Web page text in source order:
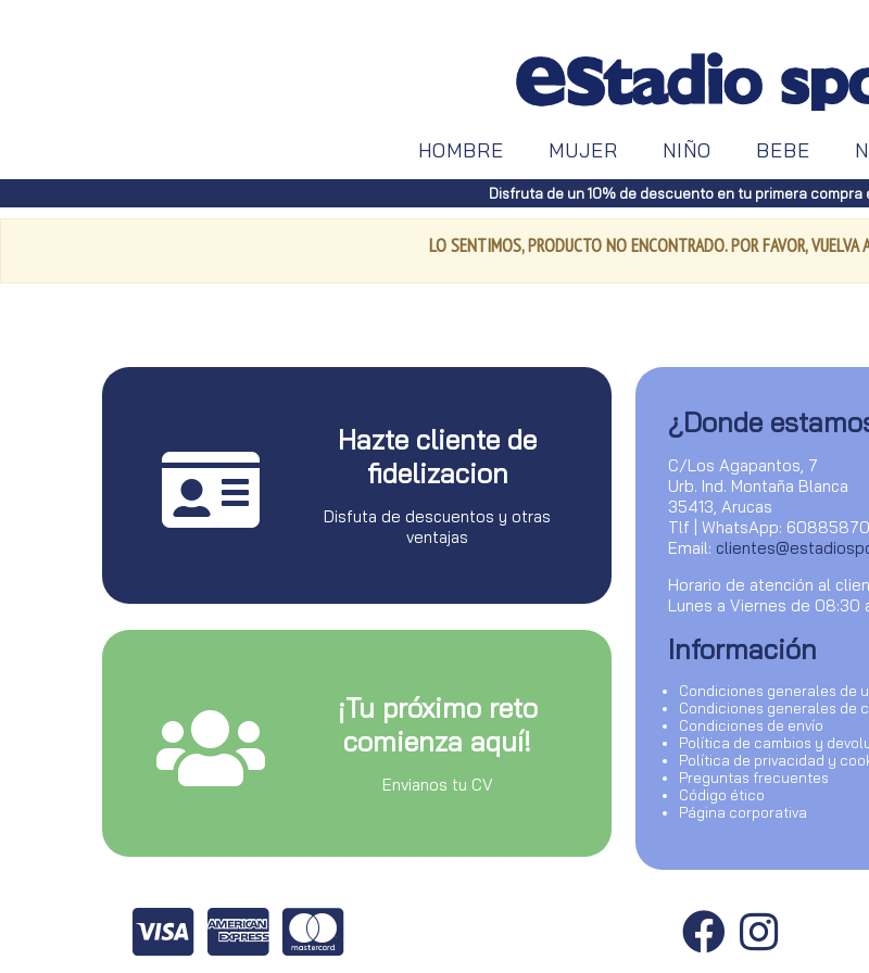
HOMBRE MUJER NIÑO BEBE
Disfruta de un 10% de descuento en tu primera compra
LO SENTIMOS, PRODUCTO NO ENCONTRADO. POR FAVOR, VUELVA
Hazte cliente de
fidelizacion
Disfuta de descuentos y otras
ventajas
¡Tu próximo reto
comienza aquí!
Envianos tu CV
¿Donde
C/Los Agapantos, 7
Urb. Ind. Montaña Blanca
35413, Arucas
Tlf | WhatsApp:
Email:
Horario de atención al
Lunes a Viernes de 08:30
Información
Condiciones generales de
Condiciones generales de
Condiciones de envío
Política de cambios y
Política de privacidad y
Preguntas frecuentes
Código ético
Página corporativa